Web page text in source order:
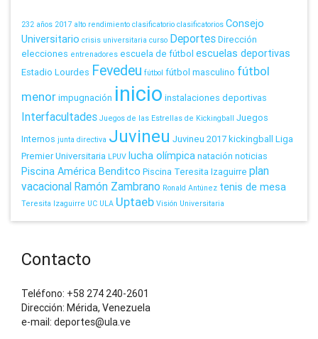
232 años 2017 alto rendimiento clasificatorio clasificatorios Consejo
Universitario crisis universitaria curso DeportesDirección
elecciones entrenadores escuela de fútbol escuelas deportivas
Estadio Lourdes Fevedeu fútbol fútbol masculino fútbol
menorimpugnación inicio instalaciones deportivas
Interfacultades Juegos de las Estrellas de Kickingball Juegos
Internos junta directiva Juvineu Juvineu 2017kickingball Liga
Premier Universitaria LPUV lucha olímpicanatación noticias
Piscina América Benditco Piscina Teresita Izaguirre plan
vacacional Ramón Zambrano Ronald Antúnez tenis de mesa
Teresita Izaguirre UC ULA Uptaeb Visión Universitaria
Contacto
Teléfono: +58 274 240-2601
Dirección: Mérida, Venezuela
e-mail: deportes@ula.ve